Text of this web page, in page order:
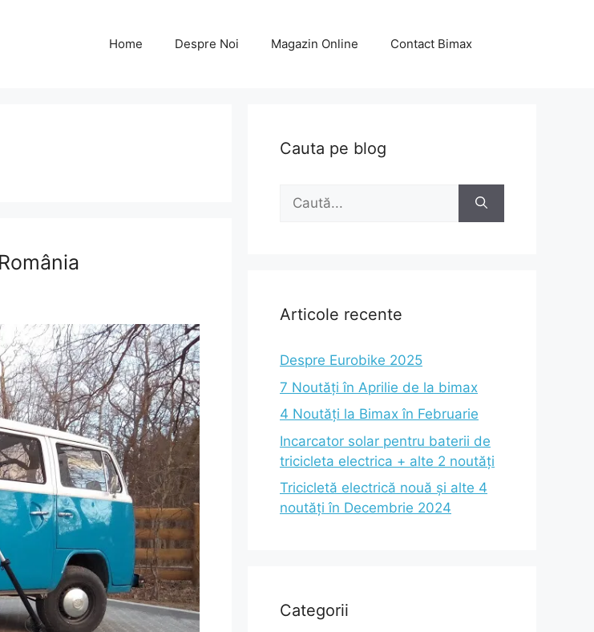
Home Despre Noi Magazin Online Contact Bimax
Cauta pe blog
Caută
Articole recente
Despre Eurobike 2025
7 Noutăți în Aprilie de la bimax
4 Noutăți la Bimax în Februarie
Incarcator solar pentru baterii de
tricicleta electrica + alte 2 noutăți
Tricicletă electrică nouă și alte 4
noutăți în Decembrie 2024
Categorii